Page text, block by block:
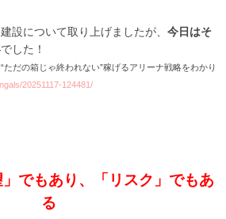
設について取り上げましたが、 今日はそ
でした！
だの箱じゃ終われない”稼げるアリーナ戦略をわかり
20251117-124481/
でもあり、「リスク」でもあ
る